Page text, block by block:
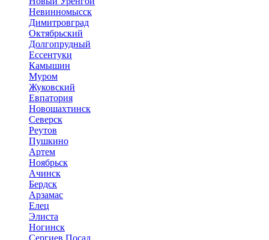
Невинномысск
Димитровград
Октябрьский
Долгопрудный
Ессентуки
Камышин
Муром
Жуковский
Евпатория
Новошахтинск
Северск
Реутов
Пушкино
Артем
Ноябрьск
Ачинск
Бердск
Арзамас
Елец
Элиста
Ногинск
Сергиев Посад